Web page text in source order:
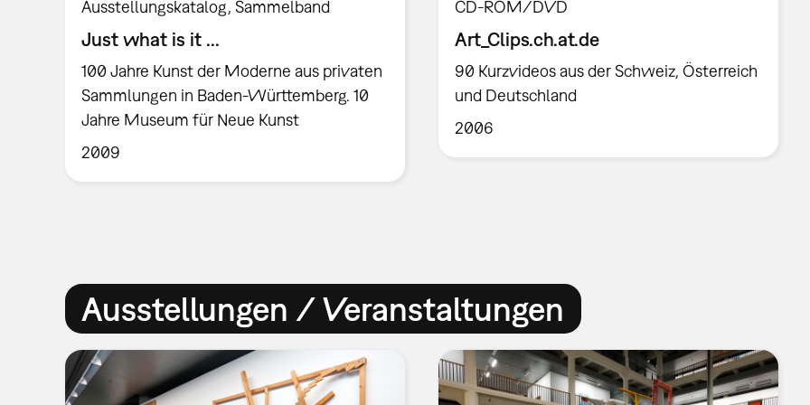
Ausstellungskatalog Sammelband
Just what is it ...
100 Jahre Kunst der Moderne aus privaten
Sammlungen in Baden-Württemberg. 10
Jahre Museum für Neue Kunst
2009
CD-ROM/DVD
Art_Clips.ch.at.de
90 Kurzvideos aus der Schweiz, Österreich
und Deutschland
2006
Ausstellungen / Veranstaltungen